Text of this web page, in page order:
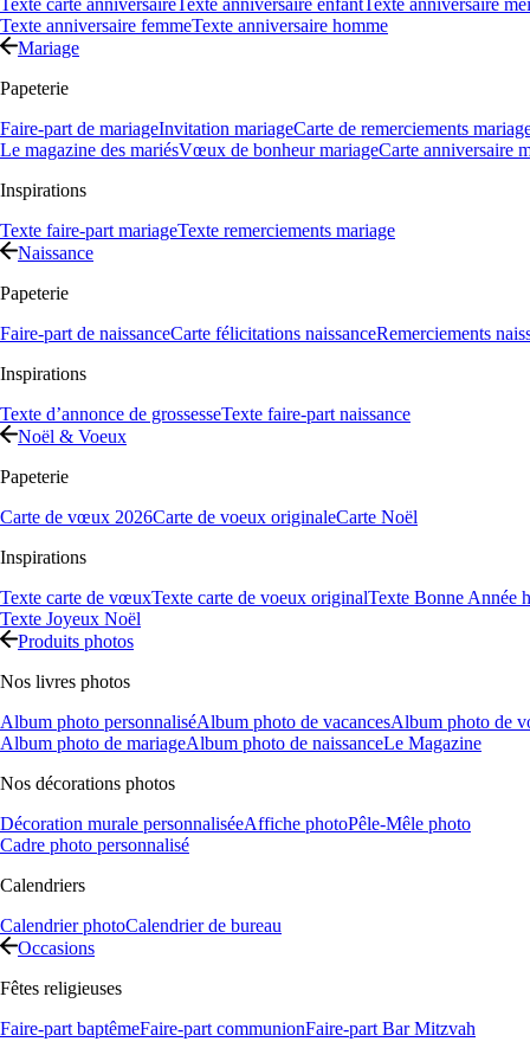
Texte carte anniversaireTexte anniversaire enfantTexte anniversaire
Texte anniversaire femmeTexte anniversaire homme
Mariage
Papeterie
Faire-part de mariageInvitation mariageCarte de remerciements
Le magazine des mariésVœux de bonheur mariageCarte anniversaire
Inspirations
Texte faire-part mariageTexte remerciements mariage
Naissance
Papeterie
Faire-part de naissanceCarte félicitations naissanceRemerciements
Inspirations
Texte d’annonce de grossesseTexte faire-part naissance
Noël & Voeux
Papeterie
Carte de vœux 2026Carte de voeux originaleCarte Noël
Inspirations
Texte carte de vœuxTexte carte de voeux originalTexte Bonne Année
Texte Joyeux Noël
Produits photos
Nos livres photos
Album photo personnaliséAlbum photo de vacancesAlbum photo de
Album photo de mariageAlbum photo de naissanceLe Magazine
Nos décorations photos
Décoration murale personnaliséeAffiche photoPêle-Mêle photo
Cadre photo personnalisé
Calendriers
Calendrier photoCalendrier de bureau
Occasions
Fêtes religieuses
Faire-part baptêmeFaire-part communionFaire-part Bar Mitzvah